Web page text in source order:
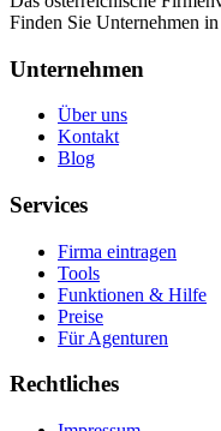
Finden Sie Unternehmen
Unternehmen
Über uns
Kontakt
Blog
Services
Firma eintragen
Tools
Funktionen & Hilfe
Preise
Für Agenturen
Rechtliches